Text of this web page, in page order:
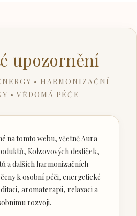
upozornění
• HARMONIZAČNÍ
• VĚDOMÁ PÉČE
na tomto webu, včetně Aura-
Kolzovových destiček,
a dalších harmonizačních
k osobní péči, energetické
aromaterapii, relaxaci a
rozvoji.